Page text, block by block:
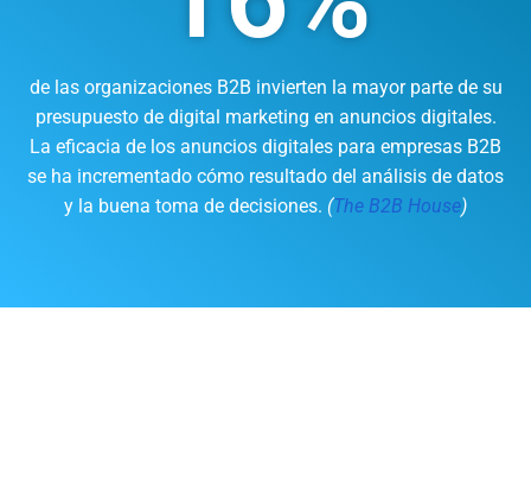
de las organizaciones B2B invierten la mayor parte de su
presupuesto de digital marketing en anuncios digitales.
La eficacia de los anuncios digitales para empresas B2B
se ha incrementado cómo resultado del análisis de datos
y la buena toma de decisiones. (The B2B House)